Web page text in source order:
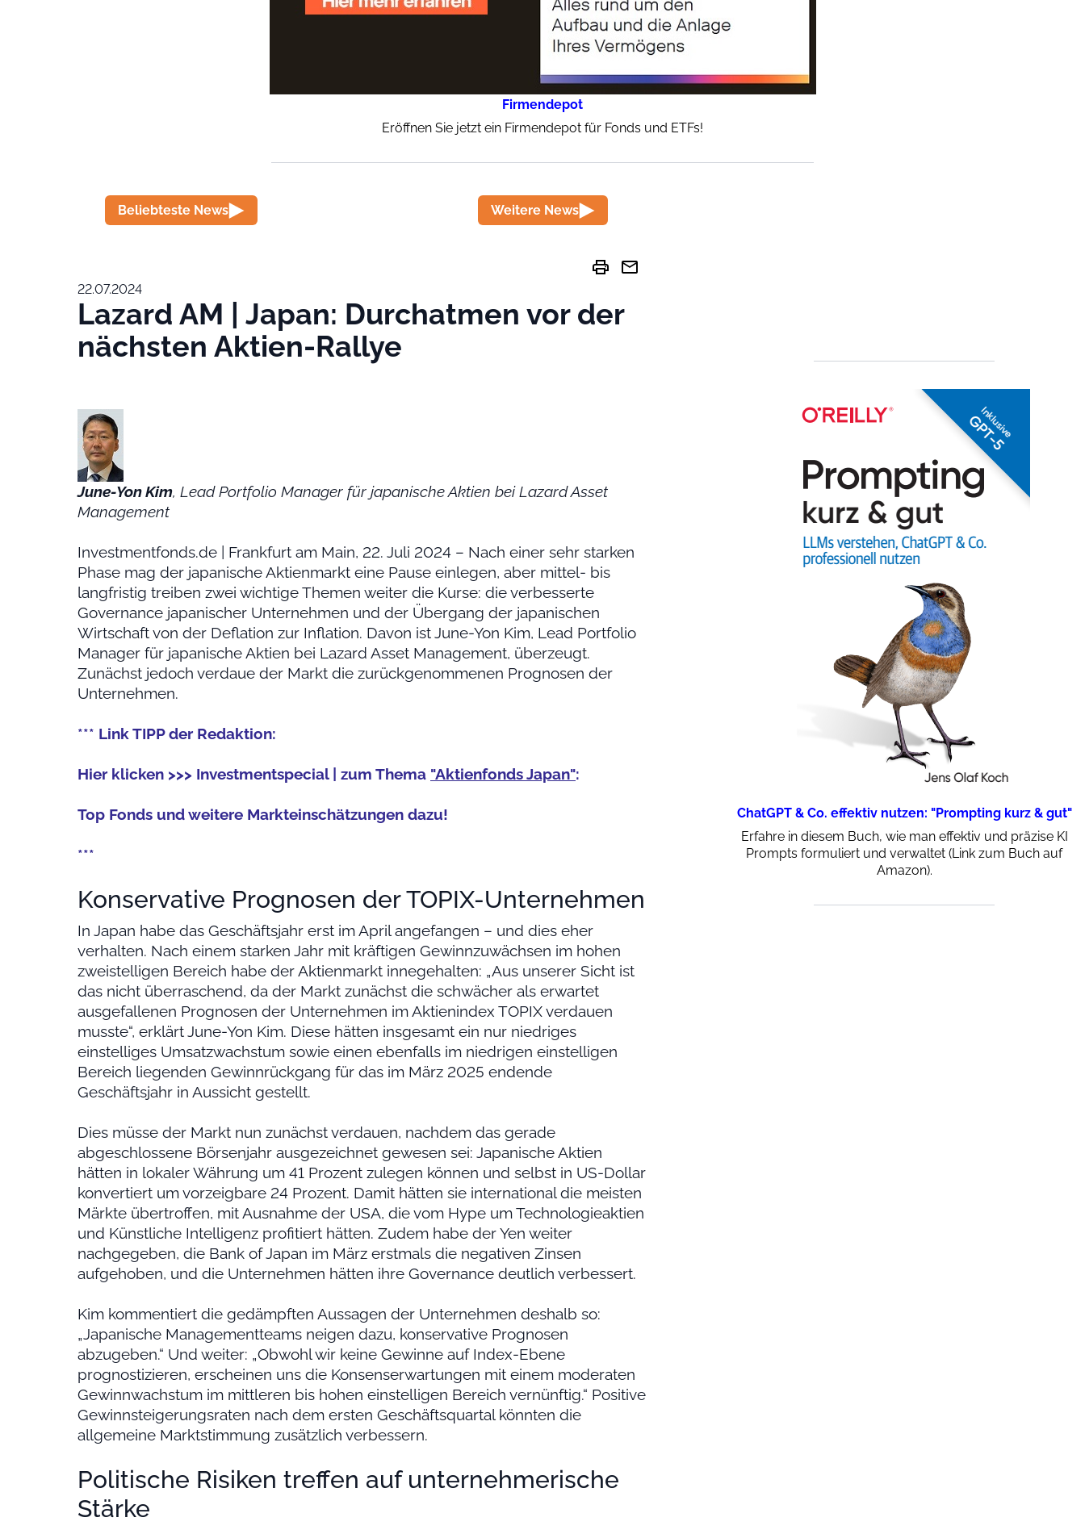
Firmendepot
Eröffnen Sie jetzt ein Firmendepot für Fonds und ETFs!
Beliebteste News Weitere News
print mail
22.07.2024
Lazard AM | Japan: Durchatmen vor der
nächsten Aktien-Rallye
June-Yon Kim, Lead Portfolio Manager für japanische Aktien bei Lazard Asset
Management
Investmentfonds.de | Frankfurt am Main, 22. Juli 2024 – Nach einer sehr starken
Phase mag der japanische Aktienmarkt eine Pause einlegen, aber mittel- bis
langfristig treiben zwei wichtige Themen weiter die Kurse: die verbesserte
Governance japanischer Unternehmen und der Übergang der japanischen
Wirtschaft von der Deflation zur Inflation. Davon ist June-Yon Kim, Lead Portfolio
Manager für japanische Aktien bei Lazard Asset Management, überzeugt.
Zunächst jedoch verdaue der Markt die zurückgenommenen Prognosen der
Unternehmen.
*** Link TIPP der Redaktion:
Hier klicken >>> Investmentspecial | zum Thema "Aktienfonds Japan":
Top Fonds und weitere Markteinschätzungen dazu!
***
Konservative Prognosen der TOPIX-Unternehmen
In Japan habe das Geschäftsjahr erst im April angefangen – und dies eher
verhalten. Nach einem starken Jahr mit kräftigen Gewinnzuwächsen im hohen
zweistelligen Bereich habe der Aktienmarkt innegehalten: „Aus unserer Sicht ist
das nicht überraschend, da der Markt zunächst die schwächer als erwartet
ausgefallenen Prognosen der Unternehmen im Aktienindex TOPIX verdauen
musste“, erklärt June-Yon Kim. Diese hätten insgesamt ein nur niedriges
einstelliges Umsatzwachstum sowie einen ebenfalls im niedrigen einstelligen
Bereich liegenden Gewinnrückgang für das im März 2025 endende
Geschäftsjahr in Aussicht gestellt.
Dies müsse der Markt nun zunächst verdauen, nachdem das gerade
abgeschlossene Börsenjahr ausgezeichnet gewesen sei: Japanische Aktien
hätten in lokaler Währung um 41 Prozent zulegen können und selbst in US-Dollar
konvertiert um vorzeigbare 24 Prozent. Damit hätten sie international die meisten
Märkte übertroffen, mit Ausnahme der USA, die vom Hype um Technologieaktien
und Künstliche Intelligenz profitiert hätten. Zudem habe der Yen weiter
nachgegeben, die Bank of Japan im März erstmals die negativen Zinsen
aufgehoben, und die Unternehmen hätten ihre Governance deutlich verbessert.
Kim kommentiert die gedämpften Aussagen der Unternehmen deshalb so:
„Japanische Managementteams neigen dazu, konservative Prognosen
abzugeben.“ Und weiter: „Obwohl wir keine Gewinne auf Index-Ebene
prognostizieren, erscheinen uns die Konsenserwartungen mit einem moderaten
Gewinnwachstum im mittleren bis hohen einstelligen Bereich vernünftig.“ Positive
Gewinnsteigerungsraten nach dem ersten Geschäftsquartal könnten die
allgemeine Marktstimmung zusätzlich verbessern.
Politische Risiken treffen auf unternehmerische
Stärke
ChatGPT & Co. effektiv nutzen: "Prompting kurz & gut"
Erfahre in diesem Buch, wie man effektiv und präzise KI
Prompts formuliert und verwaltet (Link zum Buch auf
Amazon).